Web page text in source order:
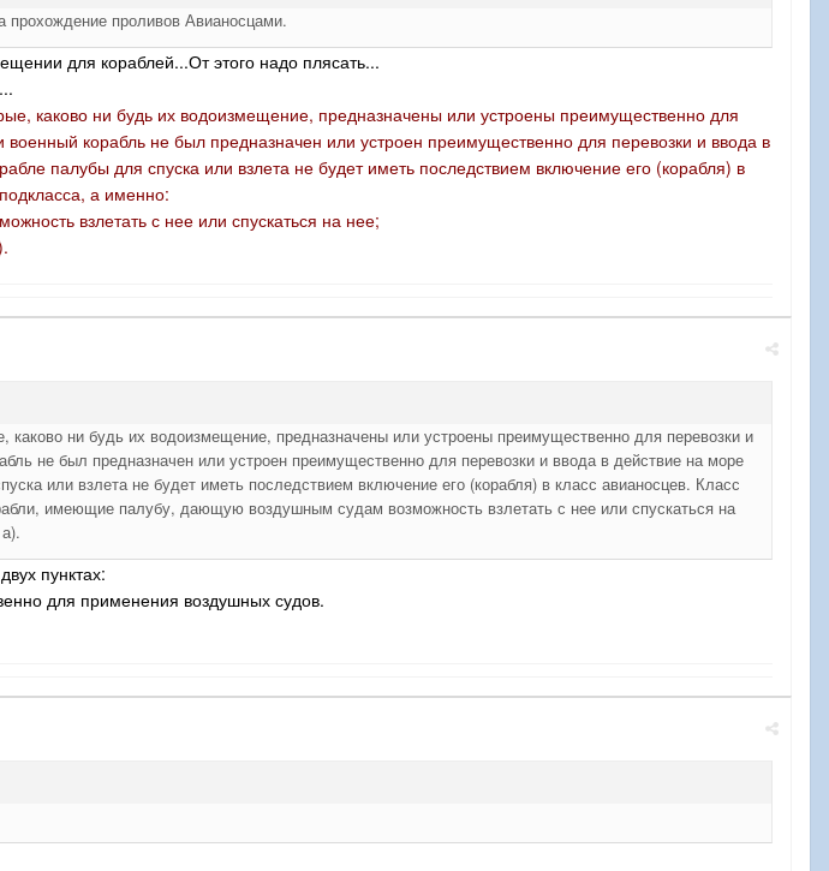
ни  одной  из
миллиметров
выбрасывания
хода,
корабли,
судами,  и
миллиметров
калибра выше 76
выбрасывания
хода,
для  пуска
проливов Авианосцами.
для кораблей...От этого надо плясать...
каково ни будь их водоизмещение, предназначены или устроены преимущественно для
корабль не был предназначен или устроен преимущественно для перевозки и ввода в
палубы для спуска или взлета не будет иметь последствием включение его (корабля) в
а именно:
взлетать с нее или спускаться на нее;
ни будь их водоизмещение, предназначены или устроены преимущественно для перевозки и
не был предназначен или устроен преимущественно для перевозки и ввода в действие на море
или взлета не будет иметь последствием включение его (корабля) в класс авианосцев. Класс
имеющие палубу, дающую воздушным судам возможность взлетать с нее или спускаться на
пунктах:
для применения воздушных судов.